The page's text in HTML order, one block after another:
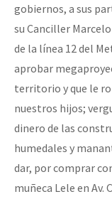
gobiernos, a sus
su Canciller
de la línea 12 del
aprobar
territorio y que le
nuestros hijos;
dinero de las
humedales y
dar, por comprar
muñeca Lele en